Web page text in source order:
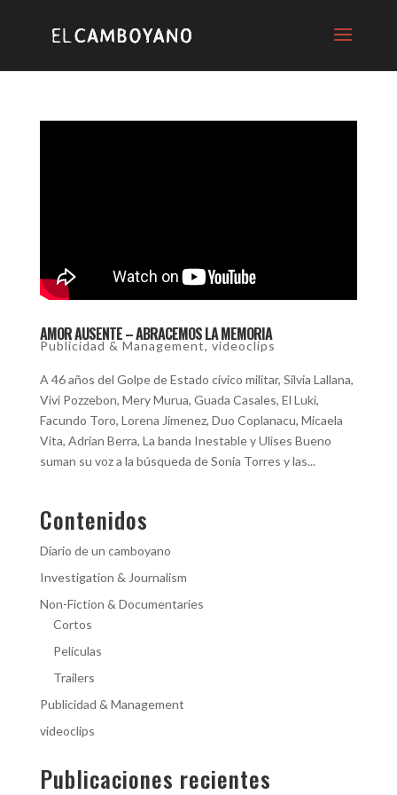
AMOR AUSENTE – ABRACEMOS LA MEMORIA
Publicidad & Management, videoclips
A 46 años del Golpe de Estado cívico militar, Silvia Lallana,
Vivi Pozzebon, Mery Murua, Guada Casales, El Luki,
Facundo Toro, Lorena Jimenez, Duo Coplanacu, Micaela
Vita, Adrian Berra, La banda Inestable y Ulises Bueno
suman su voz a la búsqueda de Sonia Torres y las...
Contenidos
Diario de un camboyano
Investigation & Journalism
Non-Fiction & Documentaries
Cortos
Películas
Trailers
Publicidad & Management
videoclips
Publicaciones recientes